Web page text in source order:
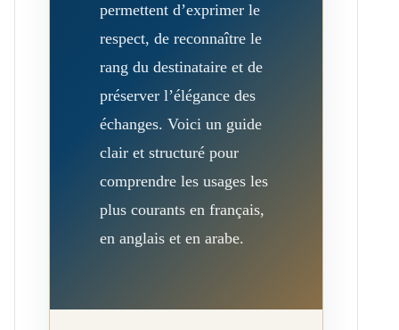
permettent d’exprimer le
respect, de reconnaître le
rang du destinataire et de
préserver l’élégance des
échanges. Voici un guide
clair et structuré pour
comprendre les usages les
plus courants en français,
en anglais et en arabe.